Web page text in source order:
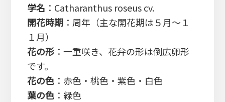
学名 ：Catharanthus roseus cv.
開花時期：周年（主な開花期は５月～１
１月）
花の形：一重咲き、花弁の形は倒広卵形
です。
花の色：赤色・桃色・紫色・白色
葉の色：緑色